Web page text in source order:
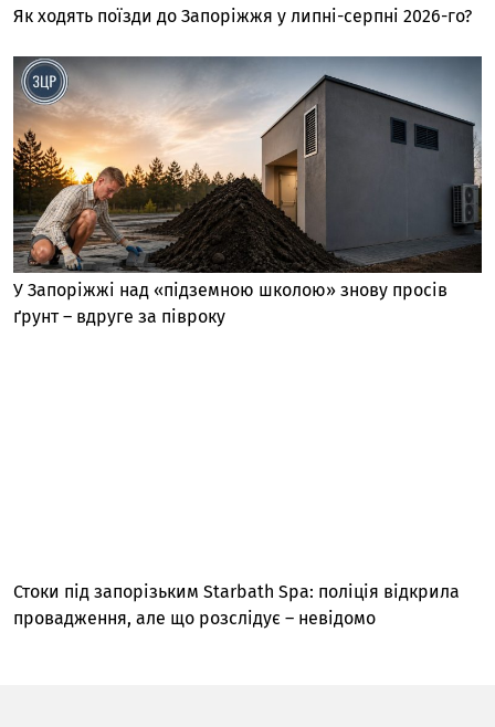
Як ходять поїзди до Запоріжжя у липні-серпні 2026-го?
У Запоріжжі над «підземною школою» знову просів
ґрунт – вдруге за півроку
Стоки під запорізьким Starbath Spa: поліція відкрила
провадження, але що розслідує – невідомо